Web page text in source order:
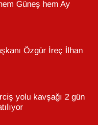
Güneş hem Ay
Özgür İreç İlhan
yolu kavşağı 2 gün